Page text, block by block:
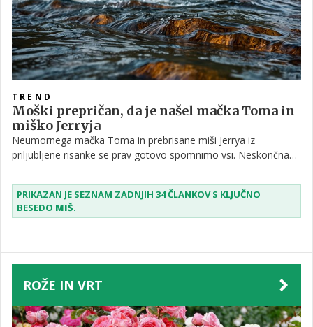
TREND
Moški prepričan, da je našel mačka Toma in
miško Jerryja
Neumornega mačka Toma in prebrisane miši Jerrya iz
priljubljene risanke se prav gotovo spomnimo vsi. Neskončna
znova.
PRIKAZAN JE SEZNAM ZADNJIH 34 ČLANKOV S KLJUČNO
BESEDO MIŠ.
ROŽE IN VRT